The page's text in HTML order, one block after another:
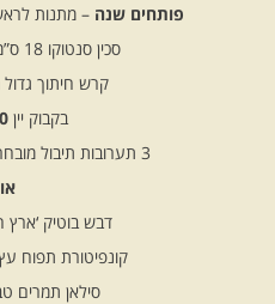
פותחים שנה – מתנות
סכין סנטוקו 18 ס”מ מבית פוד אפיל
קרש חיתוך
בקבוק יין
3 תערובות תיבול מובחרות מבית ‘ארץ חמדה’
או
דבש בוטיק ‘ארץ
קונפיטורת תפוח עץ
סילאן תמרים